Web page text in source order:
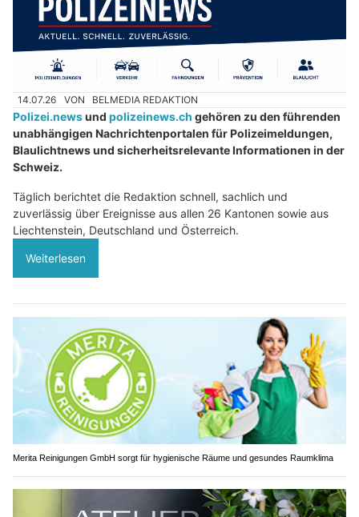
14.07.26 VON BELMEDIA REDAKTION
Polizei.newsund polizeinews.ch gehören zu den führenden
unabhängigen Nachrichtenportalen für Polizeimeldungen,
Blaulichtnews und sicherheitsrelevante Informationen in der
Schweiz.
Täglich berichtet die Redaktion schnell, sachlich und
zuverlässig über Ereignisse aus allen 26 Kantonen sowie aus
Liechtenstein, Deutschland und Österreich.
Weiterlesen
Merita Reinigungen GmbH sorgt für hygienische Räume und gesundes Raumklima